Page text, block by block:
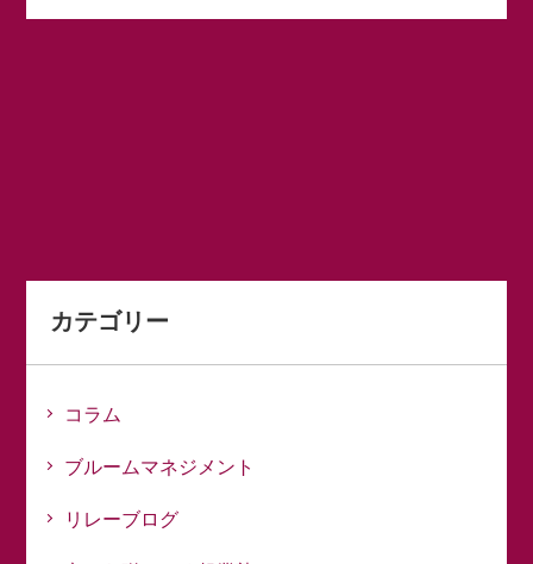
カテゴリー
コラム
ブルームマネジメント
リレーブログ